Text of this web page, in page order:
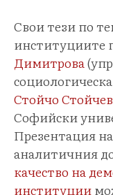
Свои тези по
институциите
Димитрова
Стойчо Стойчев
Софийски
Презентация
аналитичния
качество на
институции